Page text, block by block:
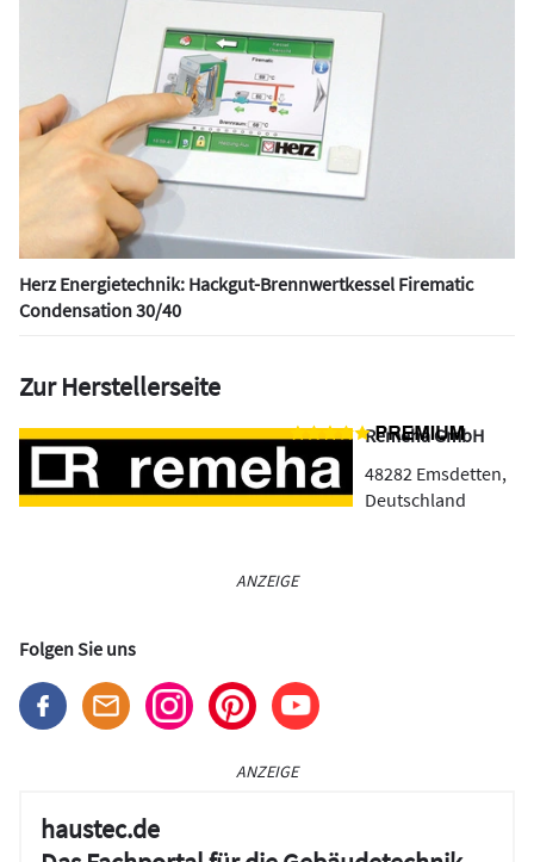
Herz Energietechnik: Hackgut-Brennwertkessel Firematic
Condensation 30/40
Zur Herstellerseite
Remeha GmbH
48282 Emsdetten,
Deutschland
ANZEIGE
Folgen Sie uns
ANZEIGE
haustec.de